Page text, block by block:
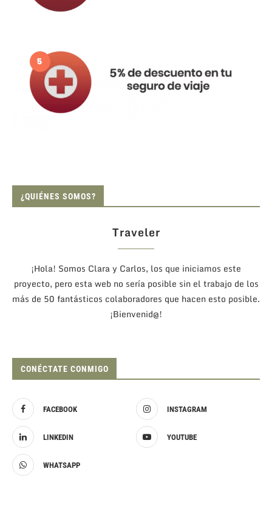
¿QUIÉNES SOMOS?
Traveler
¡Hola! Somos Clara y Carlos, los que iniciamos este
proyecto, pero esta web no sería posible sin el trabajo de los
más de 50 fantásticos colaboradores que hacen esto posible.
¡Bienvenid@!
CONÉCTATE CONMIGO
FACEBOOK INSTAGRAM
LINKEDIN YOUTUBE
WHATSAPP